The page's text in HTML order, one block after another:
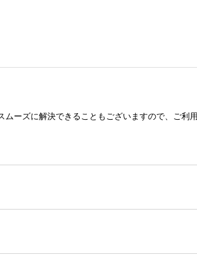
ーズに解決できることもございますので、ご利用